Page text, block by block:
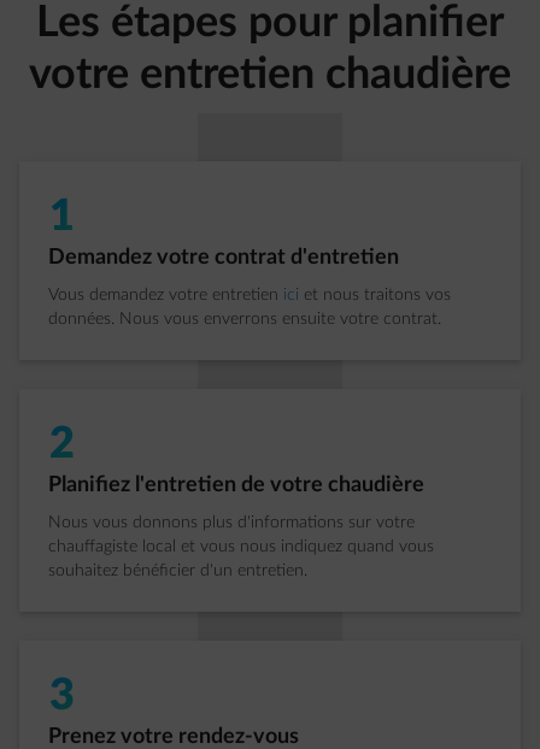
Les étapes pour planifier
votre entretien chaudière
1
Étape 1 sur 5:
Demandez votre contrat d'entretien
Vous demandez votre entretien ici et nous traitons vos
données. Nous vous enverrons ensuite votre contrat.
2
Étape 2 sur 5:
Planifiez l'entretien de votre chaudière
Nous vous donnons plus d'informations sur votre
chauffagiste local et vous nous indiquez quand vous
souhaitez bénéficier d'un entretien.
3
Étape 3 sur 5:
Prenez votre rendez-vous